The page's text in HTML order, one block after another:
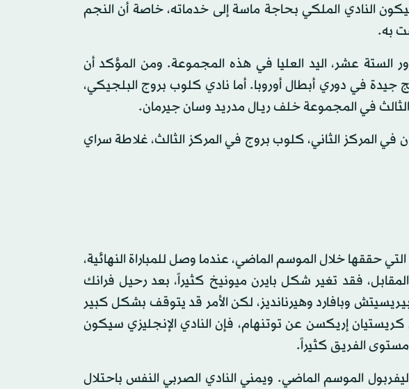
النادي الملكي بحاجة ماسة إلى خدماته، خاصة أن النجم
به.
الستة عشر، اليد العليا في هذه المجموعة. ومن المؤكد أن
في دوري أبطال أوروبا. أما نادي كلوب بروج البلجيكي،
في المجموعة خلف ريـال مدريد وسان جيرمان.
في المركز الثاني، كلوب بروج في المركز الثالث، غلاطة سراي
حققها خلال الموسم الماضي، عندما وصل للمباراة النهائية،
فقد تغير شكل بايرن ميونيخ كثيراً، بعد رحيل فرانك
وبافارد وهيرنانديز، لكن الأمر قد يتوقف بشكل كبير
إريكسن عن توتنهام، فإن النادي الإنجليزي سيكون
الفريق كثيراً.
الموسم الماضي. ويمني النادي الصربي النفس باحتلال